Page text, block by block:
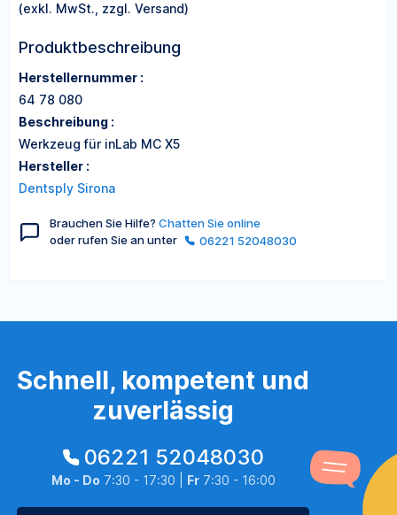
(exkl. MwSt., zzgl. Versand)
Produktbeschreibung
Herstellernummer :
64 78 080
Beschreibung :
Werkzeug für inLab MC X5
Hersteller :
Dentsply Sirona
Brauchen Sie Hilfe? Chatten Sie online
oder rufen Sie an unter
06221 52048030
Schnell, kompetent und
zuverlässig
06221 52048030
Mo - Do 7:30 - 17:30 | Fr7:30 - 16:00